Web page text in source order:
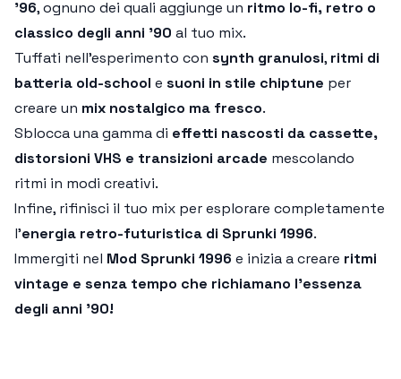
'96, ognuno dei quali aggiunge un ritmo lo-fi, retro o
classico degli anni '90 al tuo mix.
Tuffati nell'esperimento con synth granulosi, ritmi di
batteria old-school e suoni in stile chiptune per
creare un mix nostalgico ma fresco.
Sblocca una gamma di effetti nascosti da cassette,
distorsioni VHS e transizioni arcade mescolando
ritmi in modi creativi.
Infine, rifinisci il tuo mix per esplorare completamente
l'energia retro-futuristica di Sprunki 1996.
Immergiti nel Mod Sprunki 1996 e inizia a creare ritmi
vintage e senza tempo che richiamano l'essenza
degli anni '90!